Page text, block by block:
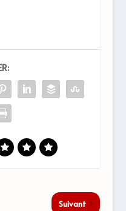
Suivant